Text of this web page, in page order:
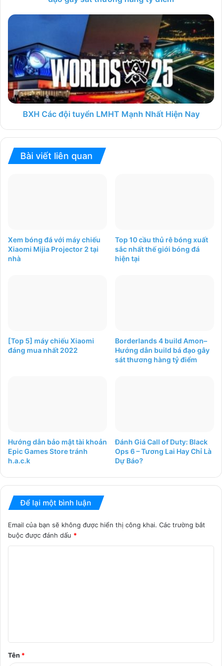
BXH Các đội tuyển LMHT Mạnh Nhất Hiện Nay
Bài viết liên quan
Xem bóng đá với máy chiếu
Xiaomi Mijia Projector 2 tại
nhà
Top 10 cầu thủ rê bóng xuất
sắc nhất thế giới bóng đá
hiện tại
[Top 5] máy chiếu Xiaomi
đáng mua nhất 2022
Borderlands 4 build Amon–
Hướng dẫn build bá đạo gây
sát thương hàng tỷ điểm
Hướng dẫn bảo mật tài khoản
Epic Games Store tránh
h.a.c.k
Đánh Giá Call of Duty: Black
Ops 6 – Tương Lai Hay Chỉ Là
Dự Báo?
Để lại một bình luận
Email của bạn sẽ không được hiển thị công khai. Các trường bắt
buộc được đánh dấu *
ậ
n
Tên *